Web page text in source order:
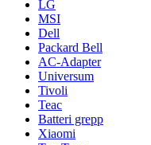
LG
MSI
Dell
Packard Bell
AC-Adapter
Universum
Tivoli
Teac
Batteri grepp
Xiaomi